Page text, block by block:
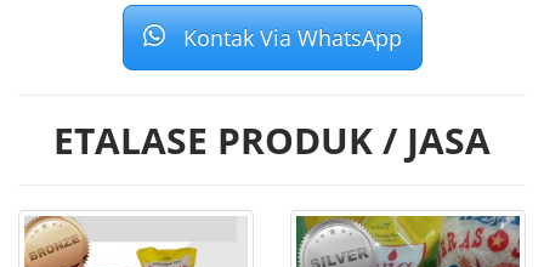
Kontak Via WhatsApp
ETALASE PRODUK / JASA